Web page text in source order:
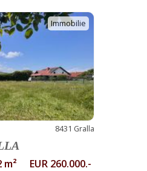
Immobilie
8431 Gralla
m² EUR 260.000.-